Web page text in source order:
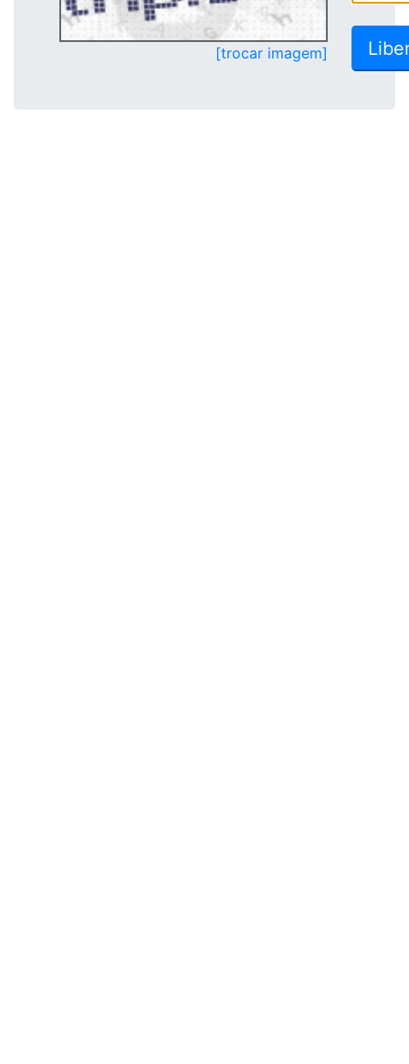
[trocar imagem]